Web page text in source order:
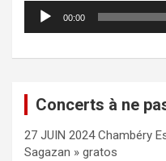
Lecteur
audio
00:00
Concerts à ne
27 JUIN 2024 Chambéry
Sagazan » gratos